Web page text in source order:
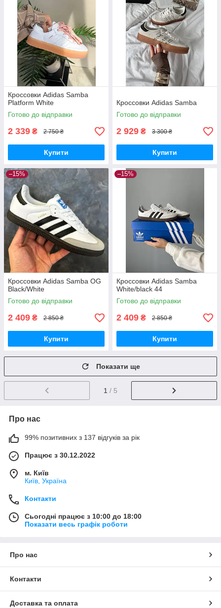
Кроссовки Adidas Samba
Platform White
Готово до відправки
2 339 ₴ 2 750 ₴
Купити
Кроссовки Adidas Samba
Готово до відправки
2 929 ₴ 3 300 ₴
Купити
–15%
Кроссовки Adidas Samba OG
Black/White
Готово до відправки
2 409 ₴ 2 850 ₴
Купити
–15%
Кроссовки Adidas Samba
White/black 44
Готово до відправки
2 409 ₴ 2 850 ₴
Купити
Показати ще
1 / 5
Про нас
99% позитивних з 137 відгуків за рік
Працює з 30.12.2022
м. Київ
Київ, Україна
Контакти
Сьогодні працює з 10:00 до 18:00
Показати весь графік роботи
Про нас
Контакти
Доставка та оплата